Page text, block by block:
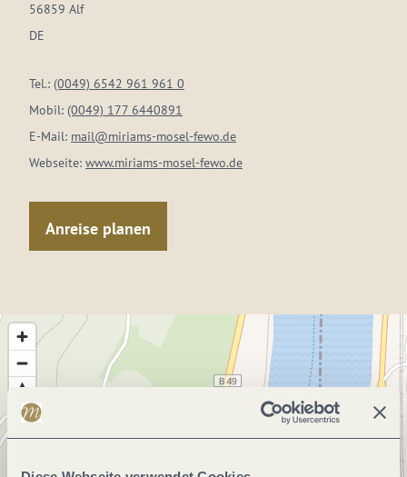
56859 Alf
DE
Tel.: (0049) 6542 961 961 0
Mobil: (0049) 177 6440891
E-Mail: mail@miriams-mosel-fewo.de
Webseite: www.miriams-mosel-fewo.de
Anreise planen